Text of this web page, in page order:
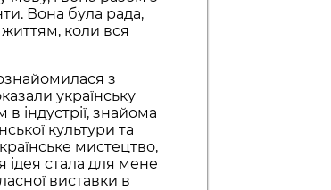
Вона була рада,
коли вся
з
українську
індустрії, знайома
культури та
мистецтво,
ідея стала для мене
виставки в